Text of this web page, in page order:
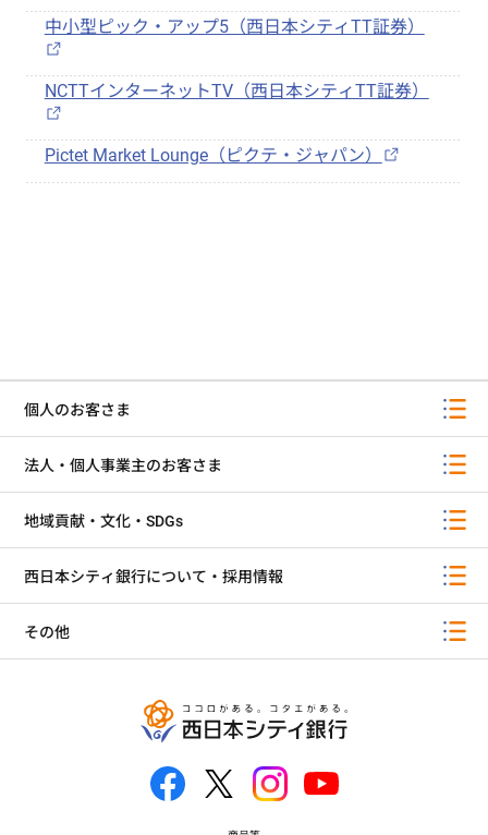
中小型ピック・アップ5（西日本シティTT証券）
NCTTインターネットTV（西日本シティTT証券）
Pictet Market Lounge（ピクテ・ジャパン）
個人のお客さま
法人・個人事業主のお客さま
地域貢献・文化・SDGs
西日本シティ銀行について・採用情報
その他